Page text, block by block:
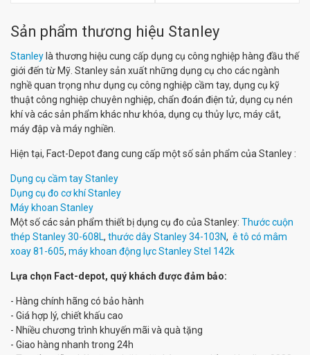
Sản phẩm thương hiệu Stanley
Stanley là thương hiệu cung cấp dụng cụ công nghiệp hàng đầu thế
giới đến từ Mỹ. Stanley sản xuất những dụng cụ cho các ngành
nghề quan trọng như dụng cụ công nghiệp cầm tay, dụng cụ kỹ
thuật công nghiệp chuyên nghiệp, chẩn đoán điện tử, dụng cụ nén
khí và các sản phẩm khác như khóa, dụng cụ thủy lực, máy cắt,
máy đập và máy nghiền.
Hiện tại, Fact-Depot đang cung cấp một số sản phẩm của Stanley :
Dụng cụ cầm tay Stanley
Dụng cụ đo cơ khí Stanley
Máy khoan Stanley
Một số các sản phẩm thiết bị dụng cụ đo của Stanley: Thước cuộn
thép Stanley 30-608L, thước dây Stanley 34-103N, ê tô có mâm
xoay 81-605, máy khoan động lực Stanley Stel 142k
Lựa chọn Fact-depot, quý khách được đảm bảo:
- Hàng chính hãng có bảo hành
- Giá hợp lý, chiết khấu cao
- Nhiều chương trình khuyến mãi và quà tặng
- Giao hàng nhanh trong 24h